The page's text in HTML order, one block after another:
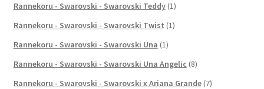
Rannekoru - Swarovski - Swarovski Teddy (1)
Rannekoru - Swarovski - Swarovski Twist (1)
Rannekoru - Swarovski - Swarovski Una (1)
Rannekoru - Swarovski - Swarovski Una Angelic (8)
Rannekoru - Swarovski - Swarovski x Ariana Grande (7)